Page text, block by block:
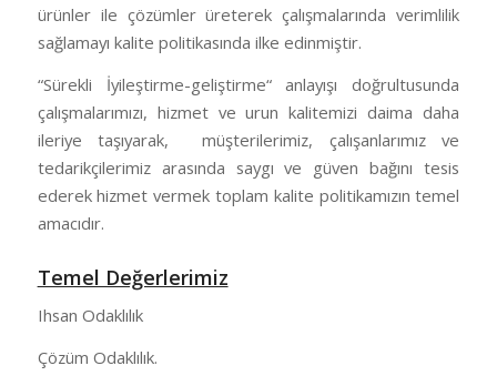
ürünler ile çözümler üreterek çalışmalarında verimlilik
sağlamayı kalite politikasında ilke edinmiştir.
“Sürekli İyileştirme-geliştirme“ anlayışı doğrultusunda
çalışmalarımızı, hizmet ve urun kalitemizi daima daha
ileriye taşıyarak, müşterilerimiz, çalışanlarımız ve
tedarikçilerimiz arasında saygı ve güven bağını tesis
ederek hizmet vermek toplam kalite politikamızın temel
amacıdır.
Temel Değerlerimiz
Ihsan Odaklılık
Çözüm Odaklılık.